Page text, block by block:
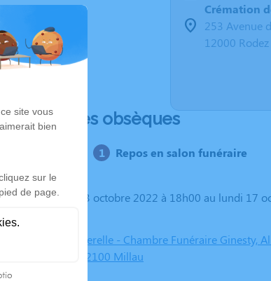
Crémation
253 Avenue
12000 Rodez
Déroulé des obsèques
Repos en salon funéraire
Du jeudi 13 octobre 2022 à 18h00 au lundi 17 octobre 2022
Salon l'Esperelle - Chambre Funéraire Ginesty,
Sérénité, 12100 Millau